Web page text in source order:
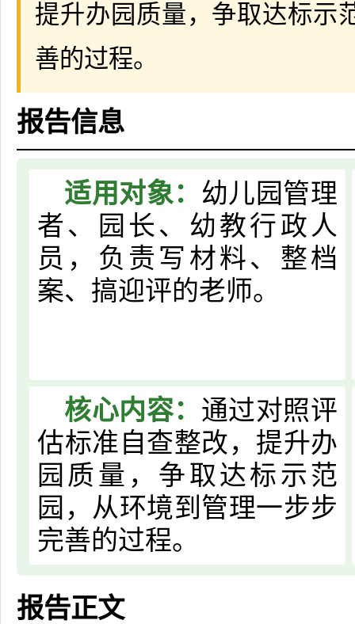
提升办园质量，争取达标示
善的过程。
报告信息
适用对象： 幼儿园管理
者、园长、幼教行政人
员，负责写材料、整档
案、搞迎评的老师。
核心内容： 通过对照评
估标准自查整改，提升办
园质量，争取达标示范
园，从环境到管理一步步
完善的过程。
报告正文